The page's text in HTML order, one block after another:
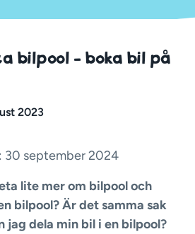
bilpool - boka bil på
2023
30 september 2024
lite mer om bilpool och
bilpool? Är det samma sak
jag dela min bil i en bilpool?